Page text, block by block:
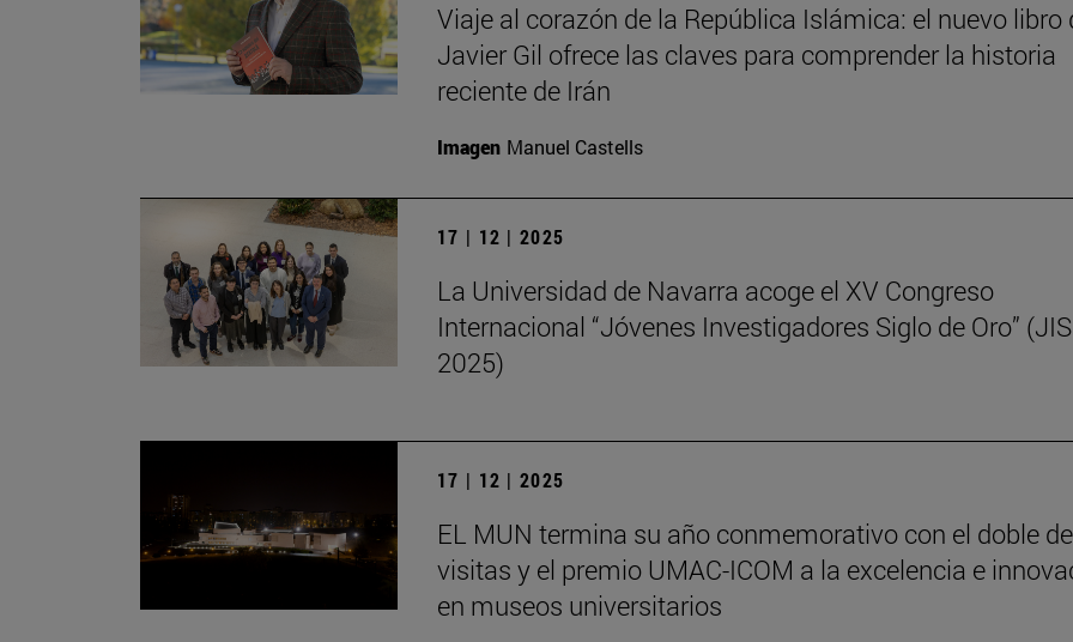
Viaje al corazón de la República Islámica: el nuevo libro
Javier Gil ofrece las claves para comprender la historia
reciente de Irán
Imagen Manuel Castells
17 | 12 | 2025
La Universidad de Navarra acoge el XV Congreso
Internacional “Jóvenes Investigadores Siglo de Oro”
2025)
17 | 12 | 2025
EL MUN termina su año conmemorativo con el doble de
visitas y el premio UMAC-ICOM a la excelencia e
en museos universitarios